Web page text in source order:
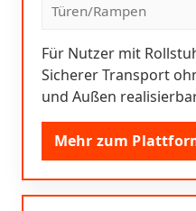
Türen/Rampen
Für Nutzer mit
Sicherer Transport
und Außen
Mehr zum